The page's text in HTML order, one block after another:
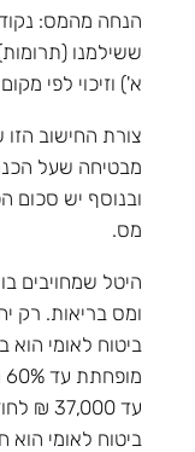
הנחה מהמס:
א') וזיכוי לפי
צורת החישוב הזו
מבטיחה שעל
ובנוסף יש סכום
מס.
היטל שמחויבים
ומס בריאות. רק
ביטוח לאומי